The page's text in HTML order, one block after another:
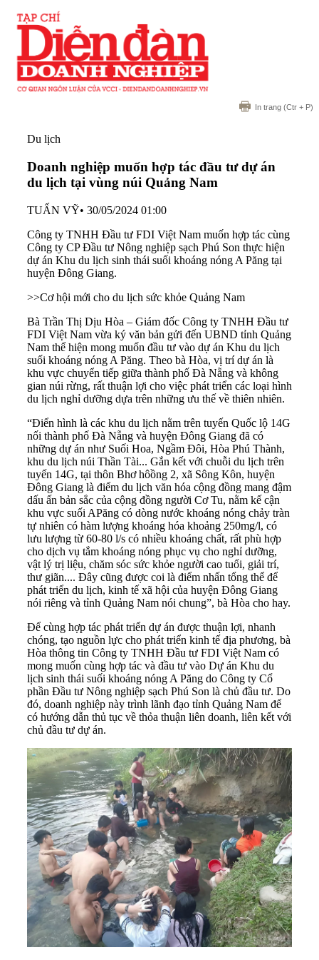
In trang (Ctr + P)
Du lịch
Doanh nghiệp muốn hợp tác đầu tư dự án
du lịch tại vùng núi Quảng Nam
TUẤN VỸ• 30/05/2024 01:00
Công ty TNHH Đầu tư FDI Việt Nam muốn hợp tác cùng
Công ty CP Đầu tư Nông nghiệp sạch Phú Son thực hiện
dự án Khu du lịch sinh thái suối khoáng nóng A Păng tại
huyện Đông Giang.
>>Cơ hội mới cho du lịch sức khỏe Quảng Nam
Bà Trần Thị Dịu Hòa – Giám đốc Công ty TNHH Đầu tư
FDI Việt Nam vừa ký văn bản gửi đến UBND tỉnh Quảng
Nam thể hiện mong muốn đầu tư vào dự án Khu du lịch
suối khoáng nóng A Păng. Theo bà Hòa, vị trí dự án là
khu vực chuyển tiếp giữa thành phố Đà Nẵng và không
gian núi rừng, rất thuận lợi cho việc phát triển các loại hình
du lịch nghỉ dưỡng dựa trên những ưu thế về thiên nhiên.
“Điển hình là các khu du lịch nằm trên tuyến Quốc lộ 14G
nối thành phố Đà Nẵng và huyện Đông Giang đã có
những dự án như Suối Hoa, Ngầm Đôi, Hòa Phú Thành,
khu du lịch núi Thần Tài... Gắn kết với chuỗi du lịch trên
tuyến 14G, tại thôn Bhơ hôồng 2, xã Sông Kôn, huyện
Đông Giang là điểm du lịch văn hóa cộng đồng mang đậm
dấu ấn bản sắc của cộng đồng người Cơ Tu, nằm kế cận
khu vực suối APăng có dòng nước khoáng nóng chảy tràn
tự nhiên có hàm lượng khoáng hóa khoảng 250mg/l, có
lưu lượng từ 60-80 l/s có nhiều khoáng chất, rất phù hợp
cho dịch vụ tắm khoáng nóng phục vụ cho nghỉ dưỡng,
vật lý trị liệu, chăm sóc sức khỏe người cao tuổi, giải trí,
thư giãn.... Đây cũng được coi là điểm nhấn tổng thể để
phát triển du lịch, kinh tế xã hội của huyện Đông Giang
nói riêng và tỉnh Quảng Nam nói chung”, bà Hòa cho hay.
Để cùng hợp tác phát triển dự án được thuận lợi, nhanh
chóng, tạo nguồn lực cho phát triển kinh tế địa phương, bà
Hòa thông tin Công ty TNHH Đầu tư FDI Việt Nam có
mong muốn cùng hợp tác và đầu tư vào Dự án Khu du
lịch sinh thái suối khoáng nóng A Păng do Công ty Cổ
phần Đầu tư Nông nghiệp sạch Phú Son là chủ đầu tư. Do
đó, doanh nghiệp này trình lãnh đạo tỉnh Quảng Nam để
có hướng dẫn thủ tục về thỏa thuận liên doanh, liên kết với
chủ đầu tư dự án.